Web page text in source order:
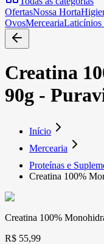
OfertasNossa Horta
OvosMerceariaLaticínios
Creatina
90g -
Início
Mercearia
Proteínas e
Creatina 100%
Creatina 100%
R$ 55,99